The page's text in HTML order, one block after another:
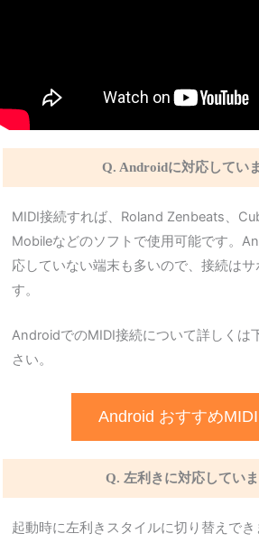
Q. Androidに対応してい
MIDI接続すれば、Roland Zenbeats、
Mobileなどのソフトで使用可能です。
応していない端末も多いので、接続は
す。
AndroidでのMIDI接続について詳しくは
さい。
Android おすすめ
Q. 左利きに対応してい
起動時に左利きスタイルに切り替えでき